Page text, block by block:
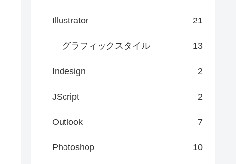
Illustrator 21
グラフィックスタイル 13
Indesign 2
JScript 2
Outlook 7
Photoshop 10